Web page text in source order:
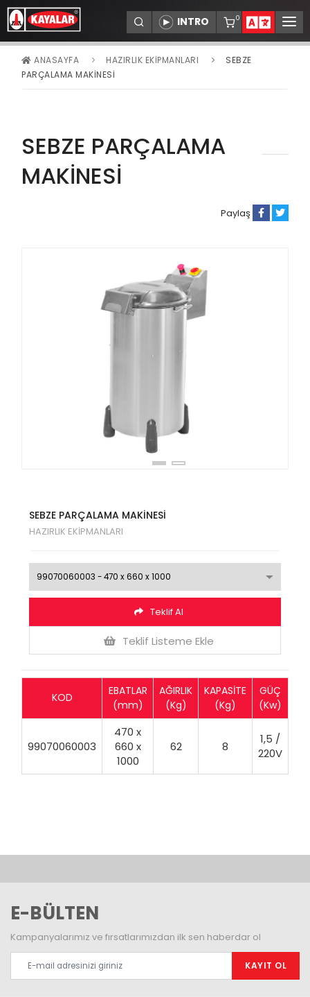
0
KURUMSAL
SERVİSLER
REFERANSLAR
DUYURULAR
ANASAYFA HAZIRLIK EKIPMANLARI
SEBZE
PARÇALAMA MAKİNESİ
SEBZE PARÇALAMA
MAKİNESİ
Paylaş
SEBZE PARÇALAMA MAKİNESİ
HAZIRLIK EKİPMANLARI
Teklif Al
Teklif Listeme Ekle
KOD
EBATLAR
(mm)
AĞIRLIK
(Kg)
KAPASİTE
(Kg)
GÜÇ
(Kw)
99070060003
470 x
660 x
1000
62 8
1,5 /
220V
E-BÜLTEN
Kampanyalarımız ve fırsatlarımızdan ilk sen haberdar ol
KAYIT OL